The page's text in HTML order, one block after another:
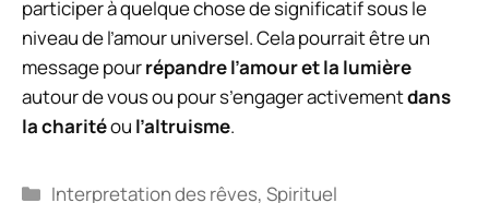
participer à quelque chose de significatif sous le
niveau de l’amour universel. Cela pourrait être un
message pourrépandre l’amour et la lumière
autour de vous ou pour s’engager activementdans
la charitéou l’altruisme.
Catégories
Interpretation des rêves,Spirituel